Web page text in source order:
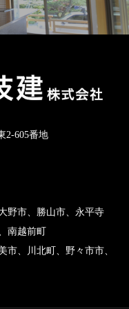
2-605番地
野市、勝山市、永平寺
南越前町
市、川北町、野々市市、